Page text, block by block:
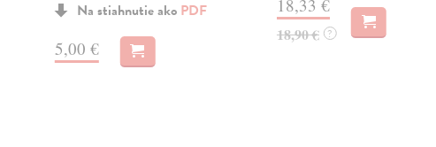
Na stiahnutie ako PDF
5,00 €
18,33 €
18,90 € ?